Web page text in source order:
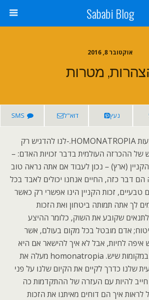
Sababi Blog
אוקטובר 8, 2016
מטרות
נעץ דוא"ל SMS
הצהרות, מטרות והצעות HOMONATROPIA.-לנו להדגיש רק
מקודש של ההכרזה העולמית בדבר זכויות האדם: –
(ארץ) – נכון לעבוד אם אתה נראה טוב
הם דבר כזה, החיים אנחנו יכולים לאבד בכל
טבעיים, זכות הקניין הינו אפשרי רק כאשר
לך אתה תמותה ביטחון ואת הזכות
שקובע את השוק, כלומר ההיצע
אדם מובטל בכל מקום בעולם, אשר
איפה לחיות, אבל לא איך להישאר אם היא
לא הצדקה לאור זה במקומות שיש. homonatropia מעלה את
שלנו כדרך לקיים את הקיום שלנו על פני
חייב להיות עם העזרה של ההתקדמות כה
לראות איך הם דוחים מאיתנו את הזכות